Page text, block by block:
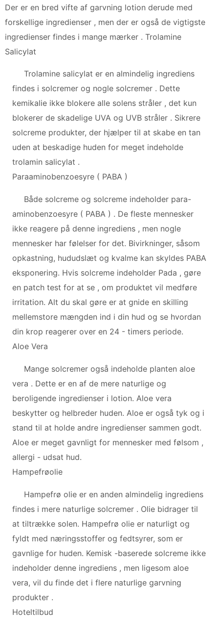
Der er en bred vifte af garvning lotion derude med
forskellige ingredienser , men der er også de vigtigste
ingredienser findes i mange mærker . Trolamine
Salicylat
Trolamine salicylat er en almindelig ingrediens
findes i solcremer og nogle solcremer . Dette
kemikalie ikke blokere alle solens stråler , det kun
blokerer de skadelige UVA og UVB stråler . Sikrere
solcreme produkter, der hjælper til at skabe en tan
uden at beskadige huden for meget indeholde
trolamin salicylat .
Paraaminobenzoesyre ( PABA )
Både solcreme og solcreme indeholder para-
aminobenzoesyre ( PABA ) . De fleste mennesker
ikke reagere på denne ingrediens , men nogle
mennesker har følelser for det. Bivirkninger, såsom
opkastning, hududslæt og kvalme kan skyldes PABA
eksponering. Hvis solcreme indeholder Pada , gøre
en patch test for at se , om produktet vil medføre
irritation. Alt du skal gøre er at gnide en skilling
mellemstore mængden ind i din hud og se hvordan
din krop reagerer over en 24 - timers periode.
Aloe Vera
Mange solcremer også indeholde planten aloe
vera . Dette er en af ​​de mere naturlige og
beroligende ingredienser i lotion. Aloe vera
beskytter og helbreder huden. Aloe er også tyk og i
stand til at holde andre ingredienser sammen godt.
Aloe er meget gavnligt for mennesker med følsom ,
allergi - udsat hud.
Hampefrøolie
Hampefrø olie er en anden almindelig ingrediens
findes i mere naturlige solcremer . Olie bidrager til
at tiltrække solen. Hampefrø olie er naturligt og
fyldt med næringsstoffer og fedtsyrer, som er
gavnlige for huden. Kemisk -baserede solcreme ikke
indeholder denne ingrediens , men ligesom aloe
vera, vil du finde det i flere naturlige garvning
produkter .
Hoteltilbud